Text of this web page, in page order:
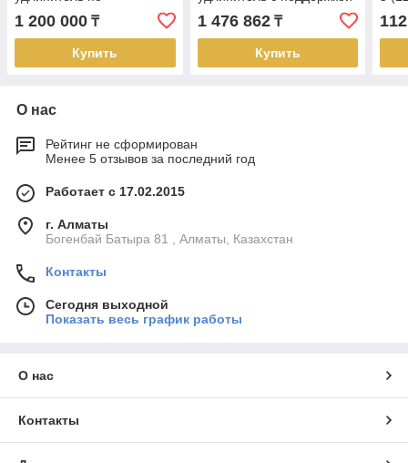
оптическому кабелю (True
4K @ 300 м) CE980 ATEN
1 200 000 ₸
Купить
режиме Single View)
CE924 ATEN
1 476 862₸
Купить
О нас
Рейтинг не сформирован
Менее 5 отзывов за последний год
Работает с 17.02.2015
г. Алматы
Богенбай Батыра 81 , Алматы, Казахстан
Контакты
Сегодня выходной
Показать весь график работы
О нас
Контакты